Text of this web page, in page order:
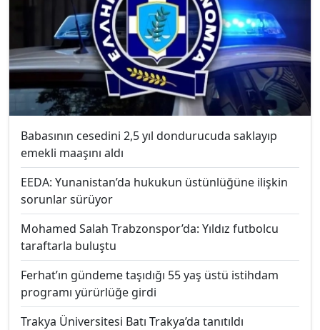
Babasının cesedini 2,5 yıl dondurucuda saklayıp
emekli maaşını aldı
EEDA: Yunanistan’da hukukun üstünlüğüne ilişkin
sorunlar sürüyor
Mohamed Salah Trabzonspor’da: Yıldız futbolcu
taraftarla buluştu
Ferhat’ın gündeme taşıdığı 55 yaş üstü istihdam
programı yürürlüğe girdi
Trakya Üniversitesi Batı Trakya’da tanıtıldı